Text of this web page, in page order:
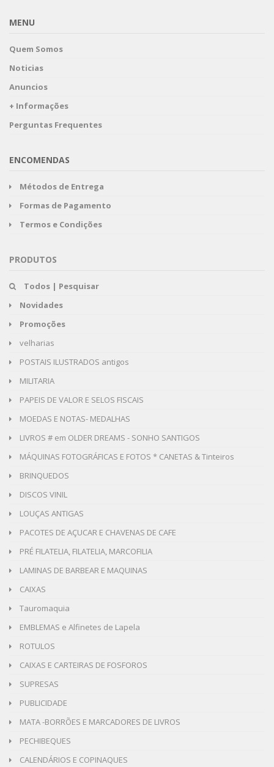
MENU
Quem Somos
Noticias
Anuncios
+ Informações
Perguntas Frequentes
ENCOMENDAS
Métodos de Entrega
Formas de Pagamento
Termos e Condições
PRODUTOS
Todos | Pesquisar
Novidades
Promoções
velharias
POSTAIS ILUSTRADOS antigos
MILITARIA
PAPEIS DE VALOR E SELOS FISCAIS
MOEDAS E NOTAS- MEDALHAS
LIVROS # em OLDER DREAMS - SONHO SANTIGOS
MÁQUINAS FOTOGRÁFICAS E FOTOS * CANETAS & Tinteiros
BRINQUEDOS
DISCOS VINIL
LOUÇAS ANTIGAS
PACOTES DE AÇUCAR E CHAVENAS DE CAFE
PRÉ FILATELIA, FILATELIA, MARCOFILIA
LAMINAS DE BARBEAR E MAQUINAS
CAIXAS
Tauromaquia
EMBLEMAS e Alfinetes de Lapela
ROTULOS
CAIXAS E CARTEIRAS DE FOSFOROS
SUPRESAS
PUBLICIDADE
MATA -BORRÕES E MARCADORES DE LIVROS
PECHIBEQUES
CALENDÁRIOS E COPINAQUES